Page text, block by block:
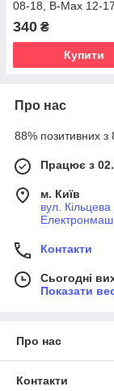
08-18, B-Max 12-
1.25-1.4-1.6
340 ₴
Купити
Про нас
88% позитивних з 8
Працює з
м. Київ
вул.
Контакти
Сьогодні
Показати
Про нас
Контакти